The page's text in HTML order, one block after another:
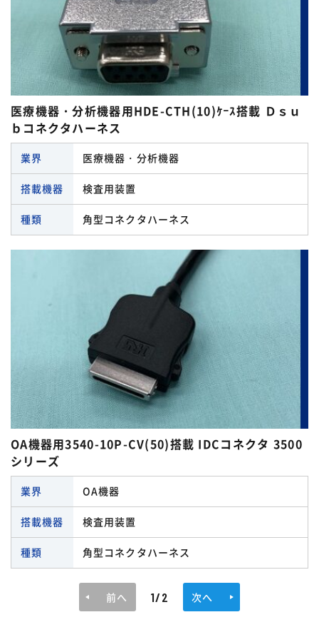
医療機器・分析機器用HDE-CTH(10)ｹｰｽ搭載 Ｄｓｕ
ｂコネクタハーネス
業界 医療機器・分析機器
搭載機器 検査用装置
種類 角型コネクタハーネス
OA機器用3540-10P-CV(50)搭載 IDCコネクタ 3500
シリーズ
業界 OA機器
搭載機器 検査用装置
種類 角型コネクタハーネス
前へ 1/2 次へ